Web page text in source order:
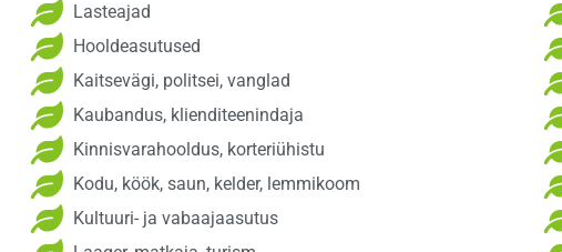
Lasteajad
Hooldeasutused
Kaitsevägi, politsei, vanglad
Kaubandus, klienditeenindaja
Kinnisvarahooldus, korteriühistu
Kodu, köök, saun, kelder, lemmikoom
Kultuuri- ja vabaajaasutus